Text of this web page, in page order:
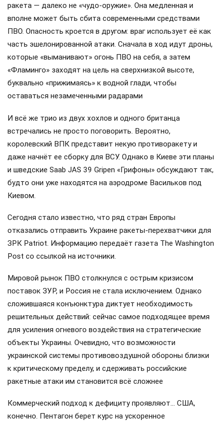
ракета — далеко не «чудо-оружие». Она медленная и
вполне может быть сбита современными средствами
ПВО. Опасность кроется в другом: враг использует её как
часть эшелонированной атаки. Сначала в ход идут дроны,
которые «выманивают» огонь ПВО на себя, а затем
«Фламинго» заходят на цель на сверхнизкой высоте,
буквально «прижимаясь» к водной глади, чтобы
оставаться незамеченными радарами
И всё же трио из двух хохлов и одного британца
встречались не просто поговорить. Вероятно,
королевский ВПК представит некую противоракету и
даже начнёт ее сборку для ВСУ. Однако в Киеве эти планы
и шведские Saab JAS 39 Gripen «Грифоны» обсуждают так,
будто они уже находятся на аэродроме Васильков под
Киевом.
Сегодня стало известно, что ряд стран Европы
отказались отправить Украине ракеты-перехватчики для
ЗРК Patriot. Информацию передаёт газета The Washington
Post со ссылкой на источники.
Мировой рынок ПВО столкнулся с острым кризисом
поставок ЗУР, и Россия не стала исключением. Однако
сложившаяся конъюнктура диктует необходимость
решительных действий: сейчас самое подходящее время
для усиления огневого воздействия на стратегические
объекты Украины. Очевидно, что возможности
украинской системы противовоздушной обороны близки
к критическому пределу, и сдерживать российские
ракетные атаки им становится всё сложнее
Коммерческий подход к дефициту проявляют… США,
конечно. Пентагон берет курс на ускоренное